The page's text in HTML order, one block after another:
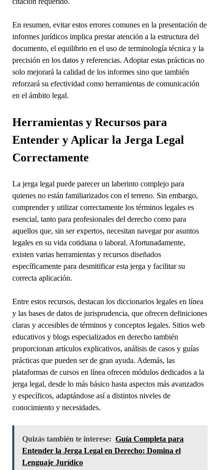
En resumen, evitar estos errores comunes en la presentación de
informes jurídicos implica prestar atención a la estructura del
documento, el equilibrio en el uso de terminología técnica y la
precisión en los datos y referencias. Adoptar estas prácticas no
solo mejorará la calidad de los informes sino que también
reforzará su efectividad como herramientas de comunicación
en el ámbito legal.
Herramientas y Recursos para
Entender y Aplicar la Jerga Legal
Correctamente
La jerga legal puede parecer un laberinto complejo para
quienes no están familiarizados con el terreno. Sin embargo,
comprender y utilizar correctamente los términos legales es
esencial, tanto para profesionales del derecho como para
aquellos que, sin ser expertos, necesitan navegar por asuntos
legales en su vida cotidiana o laboral. Afortunadamente,
existen varias herramientas y recursos diseñados
específicamente para desmitificar esta jerga y facilitar su
correcta aplicación.
Entre estos recursos, destacan los diccionarios legales en línea
y las bases de datos de jurisprudencia, que ofrecen definiciones
claras y accesibles de términos y conceptos legales. Sitios web
educativos y blogs especializados en derecho también
proporcionan artículos explicativos, análisis de casos y guías
prácticas que pueden ser de gran ayuda. Además, las
plataformas de cursos en línea ofrecen módulos dedicados a la
jerga legal, desde lo más básico hasta aspectos más avanzados
y específicos, adaptándose así a distintos niveles de
conocimiento y necesidades.
Quizás también te interese: Guía Completa para
Entender la Jerga Legal en Derecho: Domina el
Lenguaje Jurídico